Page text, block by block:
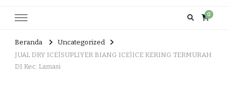
0
Beranda
Uncategorized
JUAL DRY ICE|SUPLIYER BIANG ICE|ICE KERING TERMURAH
DI Kec. Lamasi